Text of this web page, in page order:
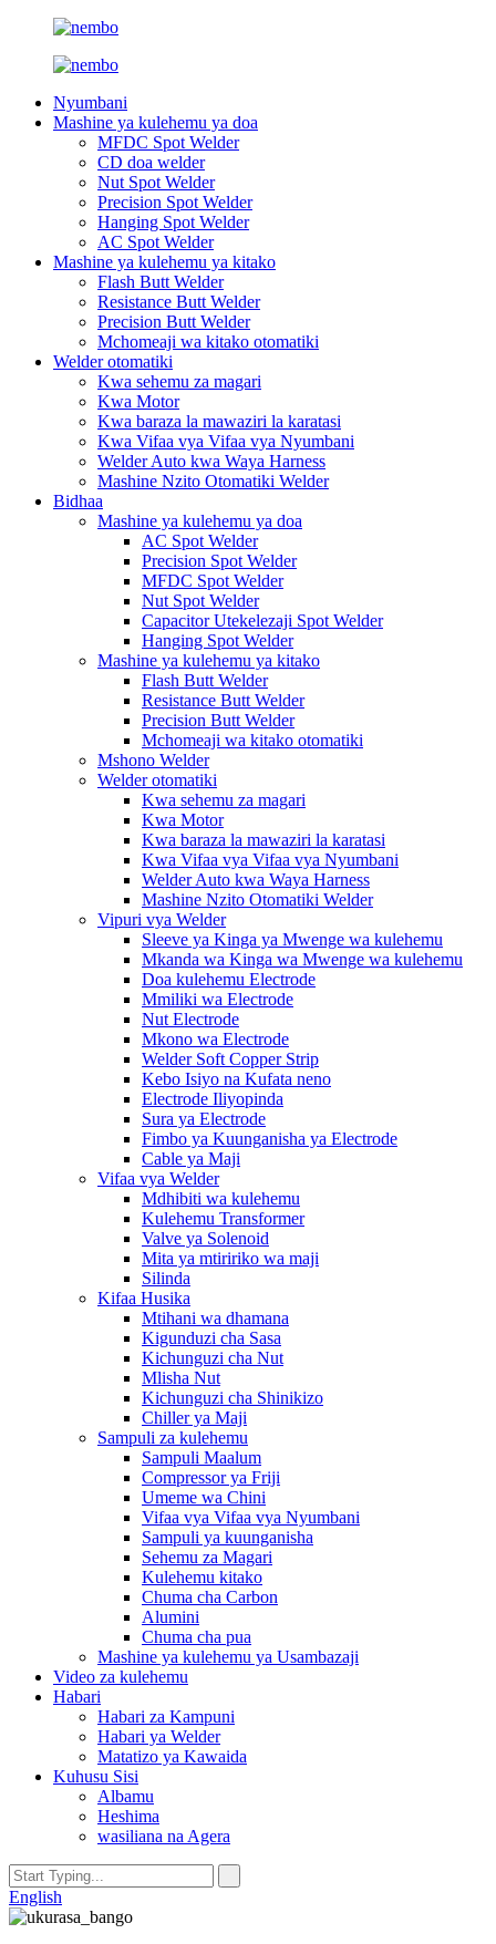
Nyumbani
Mashine ya kulehemu ya doa
MFDC Spot Welder
CD doa welder
Nut Spot Welder
Precision Spot Welder
Hanging Spot Welder
AC Spot Welder
Mashine ya kulehemu ya kitako
Flash Butt Welder
Resistance Butt Welder
Precision Butt Welder
Mchomeaji wa kitako otomatiki
Welder otomatiki
Kwa sehemu za magari
Kwa Motor
Kwa baraza la mawaziri la karatasi
Kwa Vifaa vya Vifaa vya Nyumbani
Welder Auto kwa Waya Harness
Mashine Nzito Otomatiki Welder
Bidhaa
Mashine ya kulehemu ya doa
AC Spot Welder
Precision Spot Welder
MFDC Spot Welder
Nut Spot Welder
Capacitor Utekelezaji Spot Welder
Hanging Spot Welder
Mashine ya kulehemu ya kitako
Flash Butt Welder
Resistance Butt Welder
Precision Butt Welder
Mchomeaji wa kitako otomatiki
Mshono Welder
Welder otomatiki
Kwa sehemu za magari
Kwa Motor
Kwa baraza la mawaziri la karatasi
Kwa Vifaa vya Vifaa vya Nyumbani
Welder Auto kwa Waya Harness
Mashine Nzito Otomatiki Welder
Vipuri vya Welder
Sleeve ya Kinga ya Mwenge wa kulehemu
Mkanda wa Kinga wa Mwenge wa kulehemu
Doa kulehemu Electrode
Mmiliki wa Electrode
Nut Electrode
Mkono wa Electrode
Welder Soft Copper Strip
Kebo Isiyo na Kufata neno
Electrode Iliyopinda
Sura ya Electrode
Fimbo ya Kuunganisha ya Electrode
Cable ya Maji
Vifaa vya Welder
Mdhibiti wa kulehemu
Kulehemu Transformer
Valve ya Solenoid
Mita ya mtiririko wa maji
Silinda
Kifaa Husika
Mtihani wa dhamana
Kigunduzi cha Sasa
Kichunguzi cha Nut
Mlisha Nut
Kichunguzi cha Shinikizo
Chiller ya Maji
Sampuli za kulehemu
Sampuli Maalum
Compressor ya Friji
Umeme wa Chini
Vifaa vya Vifaa vya Nyumbani
Sampuli ya kuunganisha
Sehemu za Magari
Kulehemu kitako
Chuma cha Carbon
Alumini
Chuma cha pua
Mashine ya kulehemu ya Usambazaji
Video za kulehemu
Habari
Habari za Kampuni
Habari ya Welder
Matatizo ya Kawaida
Kuhusu Sisi
Albamu
Heshima
wasiliana na Agera
English